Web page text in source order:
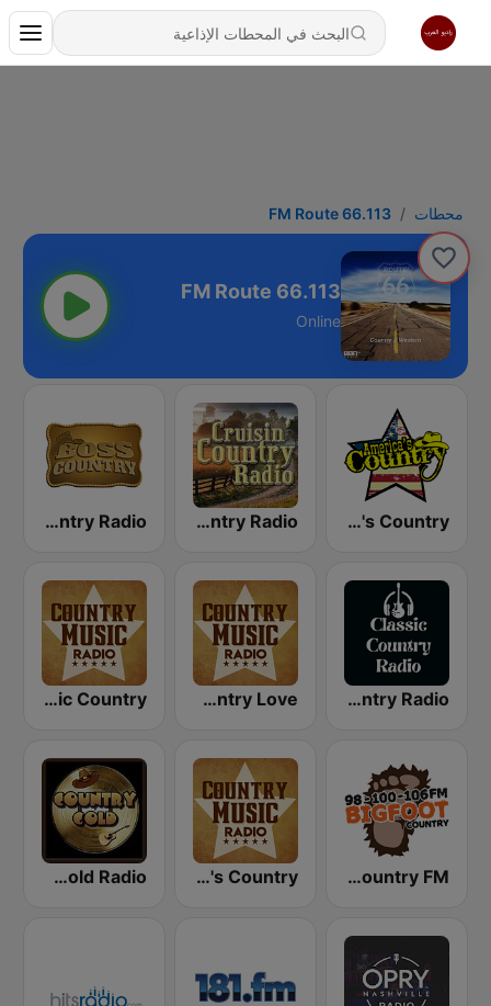
محطات 113.FM Route 66
113.FM Route 66
Online
America's Country
Cruisin' Country Radio
Boss Country Radio
Classic Country Radio
Country Music Radio - Country Love
Country Music Radio - Classic Country
WRBG Bigfoot Country FM
Country Music Radio - 90's Country
Country Gold Radio